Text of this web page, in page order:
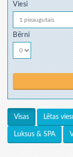
Viesi
Bērni
Visas Lētas
Luksus & SPA